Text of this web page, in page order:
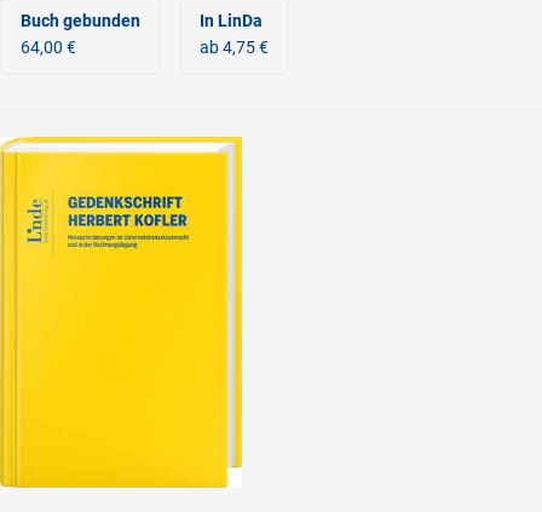
Buch gebunden
64,00 €
In LinDa
ab 4,75 €